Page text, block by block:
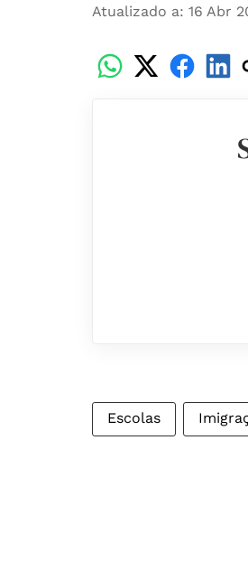
Atualizado a: 16 Abr
Escolas